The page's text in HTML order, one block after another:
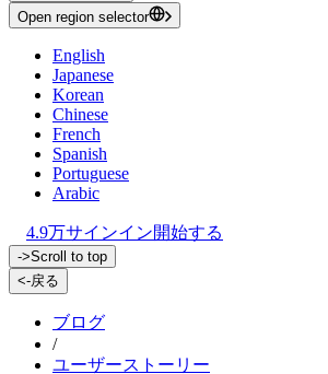
Open region selector
English
Japanese
Korean
Chinese
French
Spanish
Portuguese
Arabic
4.9万サインイン開始する
->Scroll to top
<-戻る
ブログ
/
ユーザーストーリー